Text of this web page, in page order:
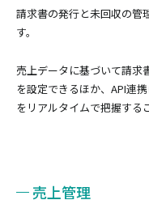
請求書の発行と未回収の管
す。
売上データに基づいて請求
を設定できるほか、API連
をリアルタイムで把握する
売上管理